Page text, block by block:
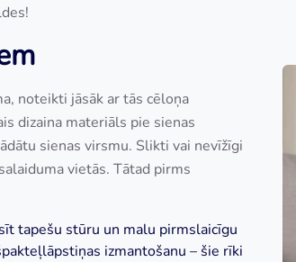
noteikti jāsāk ar tās cēloņa
dizaina materiāls pie sienas
sienas virsmu. Slikti vai nevīžīgi
vietās. Tātad pirms
tapešu stūru un malu pirmslaicīgu
izmantošanu – šie rīki